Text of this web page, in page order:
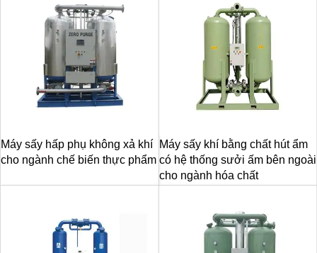
Máy sấy hấp phụ không xả khí
cho ngành chế biến thực phẩm
Máy sấy khí bằng chất hút ẩm
có hệ thống sưởi ấm bên ngoài
cho ngành hóa chất